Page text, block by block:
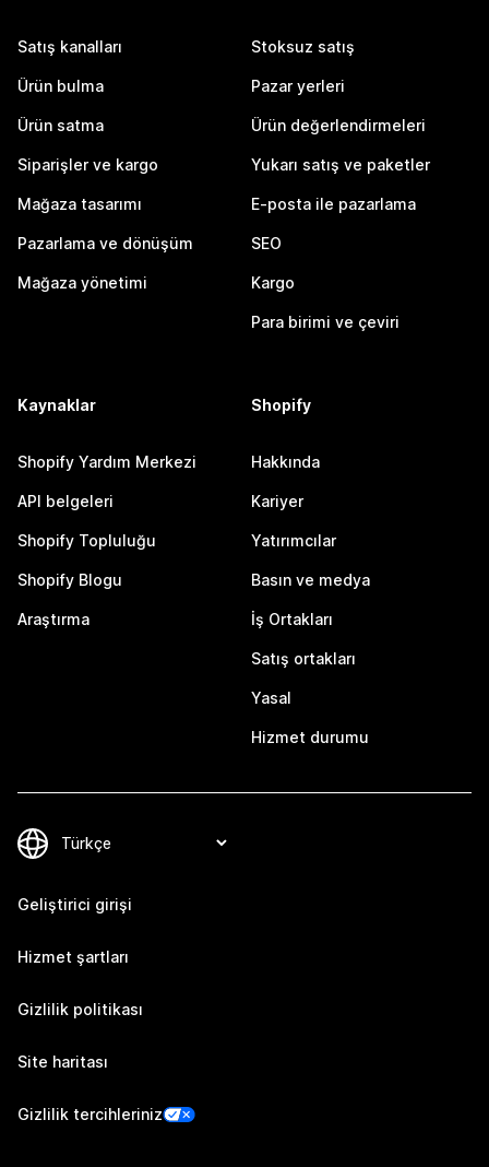
Satış kanalları
Ürün bulma
Ürün satma
Siparişler ve kargo
Mağaza tasarımı
Pazarlama ve dönüşüm
Mağaza yönetimi
Stoksuz satış
Pazar yerleri
Ürün değerlendirmeleri
Yukarı satış ve paketler
E-posta ile pazarlama
SEO
Kargo
Para birimi ve çeviri
Kaynaklar
Shopify Yardım Merkezi
API belgeleri
Shopify Topluluğu
Shopify Blogu
Araştırma
Shopify
Hakkında
Kariyer
Yatırımcılar
Basın ve medya
İş Ortakları
Satış ortakları
Yasal
Hizmet durumu
Geliştirici girişi
Hizmet şartları
Gizlilik politikası
Site haritası
Gizlilik tercihleriniz